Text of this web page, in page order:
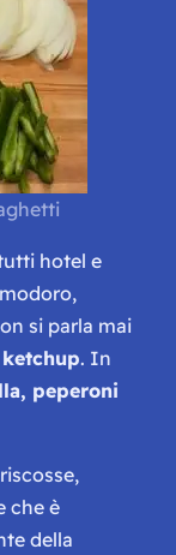
hotel e
si parla mai
ketchup. In
peperoni
che è
della